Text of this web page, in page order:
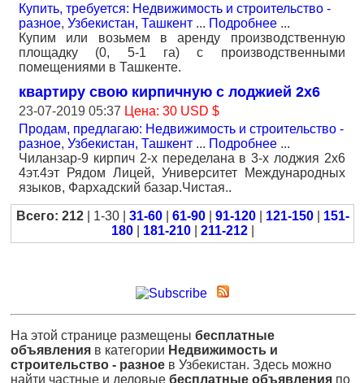
Купить, требуется: Недвижимость и строительство -
разное, Узбекистан, Ташкент ... Подробнее ...
Купим или возьмем в аренду производственную
площадку (0, 5-1 га) с производственными
помещениями в Ташкенте.
квартиру свою кирпичную с лоджией 2х6
23-07-2019 05:37 Цена: 30 USD $
Продам, предлагаю: Недвижимость и строительство -
разное, Узбекистан, Ташкент ... Подробнее ...
Чиланзар-9 кирпич 2-х переделана в 3-х лоджия 2х6
4эт.4эт Рядом Лицей, Университет Международных
языков, Фархадский базар.Чистая..
Всего: 212| 1-30 | 31-60| 61-90| 91-120| 121-150| 151-
180| 181-210| 211-212|
На этой странице размещены бесплатные
объявления в категории Недвижимость и
строительство - разное в Узбекистан. Здесь можно
найти частные и деловые бесплатные объявления по